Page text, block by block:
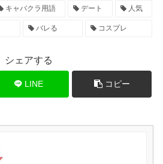
キャバクラ用語 デート 人気
バレる コスプレ
シェアする
LINE コピー